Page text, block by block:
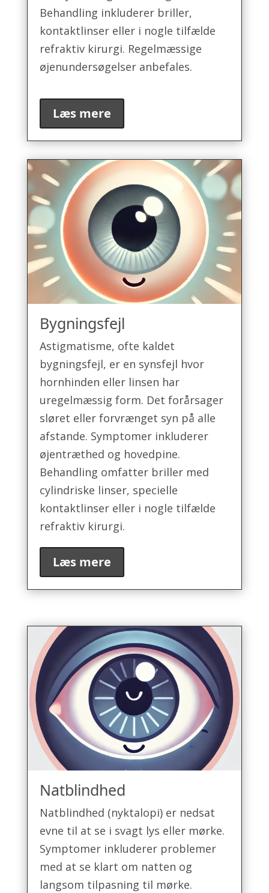
Behandling inkluderer briller,
kontaktlinser eller i nogle tilfælde
refraktiv kirurgi. Regelmæssige
øjenundersøgelser anbefales.
Læs mere
Bygningsfejl
Astigmatisme, ofte kaldet
bygningsfejl, er en synsfejl hvor
hornhinden eller linsen har
uregelmæssig form. Det forårsager
sløret eller forvrænget syn på alle
afstande. Symptomer inkluderer
øjentræthed og hovedpine.
Behandling omfatter briller med
cylindriske linser, specielle
kontaktlinser eller i nogle tilfælde
refraktiv kirurgi.
Læs mere
Natblindhed
Natblindhed (nyktalopi) er nedsat
evne til at se i svagt lys eller mørke.
Symptomer inkluderer problemer
med at se klart om natten og
langsom tilpasning til mørke.